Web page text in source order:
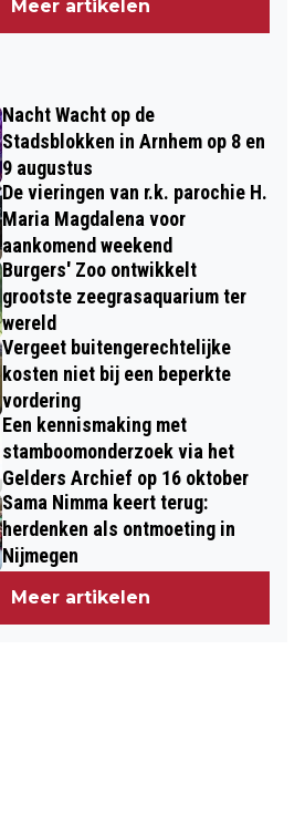
Meer artikelen
Nacht Wacht op de
Stadsblokken in Arnhem op 8 en
9 augustus
De vieringen van r.k. parochie H.
Maria Magdalena voor
aankomend weekend
Burgers' Zoo ontwikkelt
grootste zeegrasaquarium ter
wereld
Vergeet buitengerechtelijke
kosten niet bij een beperkte
vordering
Een kennismaking met
stamboomonderzoek via het
Gelders Archief op 16 oktober
Sama Nimma keert terug:
herdenken als ontmoeting in
Nijmegen
Meer artikelen